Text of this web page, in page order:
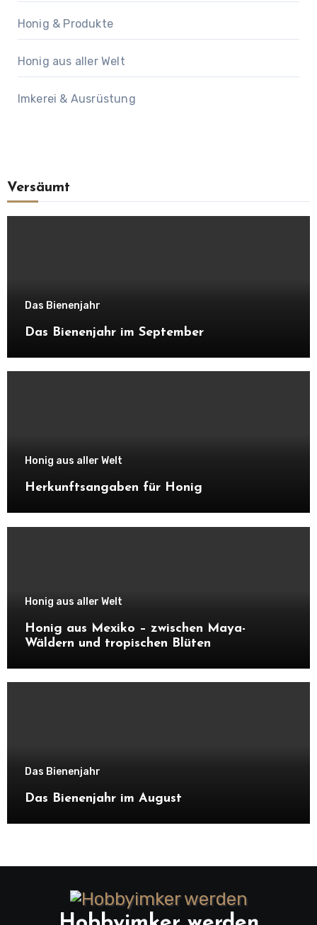
Honig & Produkte
Honig aus aller Welt
Imkerei & Ausrüstung
Versäumt
Das Bienenjahr
Das Bienenjahr im September
Honig aus aller Welt
Herkunftsangaben für Honig
Honig aus aller Welt
Honig aus Mexiko – zwischen Maya-
Wäldern und tropischen Blüten
Das Bienenjahr
Das Bienenjahr im August